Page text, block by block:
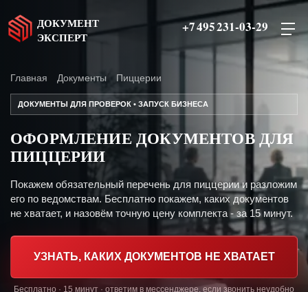
ДОКУМЕНТ
ЭКСПЕРТ
+7 495 231-03-29
Главная Документы Пиццерии
ДОКУМЕНТЫ ДЛЯ ПРОВЕРОК • ЗАПУСК БИЗНЕСА
ОФОРМЛЕНИЕ ДОКУМЕНТОВ ДЛЯ
ПИЦЦЕРИИ
Покажем обязательный перечень для пиццерии и разложим
его по ведомствам. Бесплатно покажем, каких документов
не хватает, и назовём точную цену комплекта - за 15 минут.
УЗНАТЬ, КАКИХ ДОКУМЕНТОВ НЕ ХВАТАЕТ
Бесплатно · 15 минут · ответим в мессенджере, если звонить неудобно